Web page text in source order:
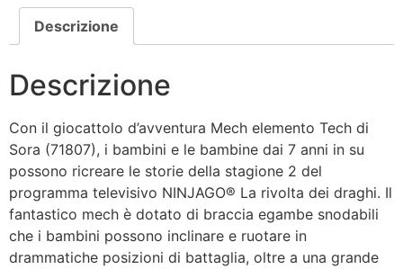
Descrizione
Descrizione
Con il giocattolo d’avventura Mech elemento Tech di
Sora (71807), i bambini e le bambine dai 7 anni in su
possono ricreare le storie della stagione 2 del
programma televisivo NINJAGO® La rivolta dei draghi. Il
fantastico mech è dotato di braccia egambe snodabili
che i bambini possono inclinare e ruotare in
drammatiche posizioni di battaglia, oltre a una grande